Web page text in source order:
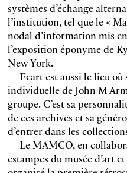
systèmes d’échange
l’institution, tel que le «
nodal d’information mis
l’exposition éponyme de
New York.
Ecart est aussi le lieu où
individuelle de John M
groupe. C’est sa
de ces archives et sa
d’entrer dans les
Le MAMCO, en
estampes du musée d’art